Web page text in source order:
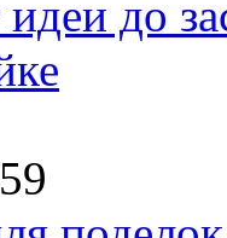
до